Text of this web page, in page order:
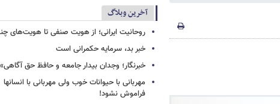
آخرین وبلاگ
روحانیت ایرانی؛ از هویت صنفی تا هویت‌های
خبر بد، سرمایه حکمرانی است
خبرنگار؛ وجدان بیدار جامعه و حافظ حق آگاهی»
مهربانی با حیوانات خوب ولی مهربانی با انسانها
فراموش نشود!